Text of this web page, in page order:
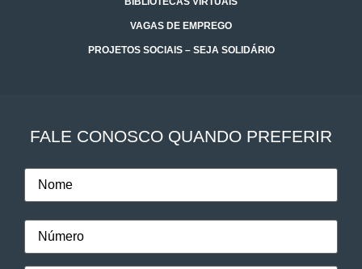
VAGAS DE EMPREGO
PROJETOS SOCIAIS – SEJA SOLIDÁRIO
FALE CONOSCO QUANDO PREFERIR